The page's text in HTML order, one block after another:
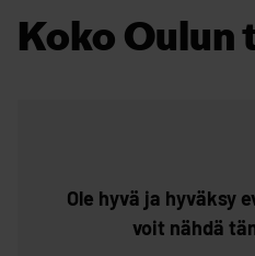
Koko
Ole hyvä ja hyväksy
voit nähdä